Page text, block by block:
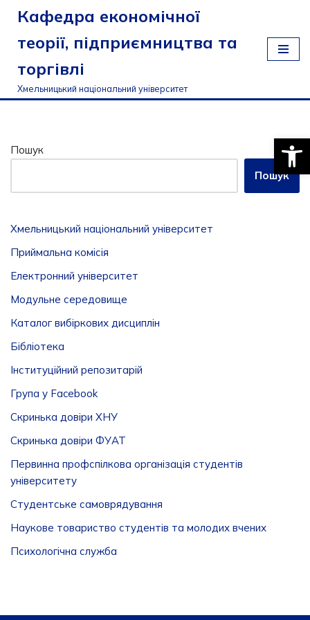
Перейти
вмісту
Кафедра економічної
теорії, підприємництва та
торгівлі
Хмельницький національний університет
Пошук
Пошук
Хмельницький національний університет
Приймальна комісія
Електронний університет
Модульне середовище
Каталог вибіркових дисциплін
Бібліотека
Інституційний репозитарій
Група у Facebook
Скринька довіри ХНУ
Скринька довіри ФУАТ
Первинна профспілкова організація студентів
університету
Студентське самоврядування
Наукове товариство студентів та молодих вчених
Психологічна служба